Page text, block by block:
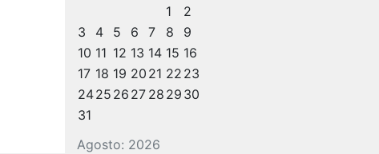
Agosto: 2026
1
2
3
4 5 6 7 8
9
10 11 12 13 14 15 16
17 18 19 20 21 22 23
2425 26 27 28 29 30
31